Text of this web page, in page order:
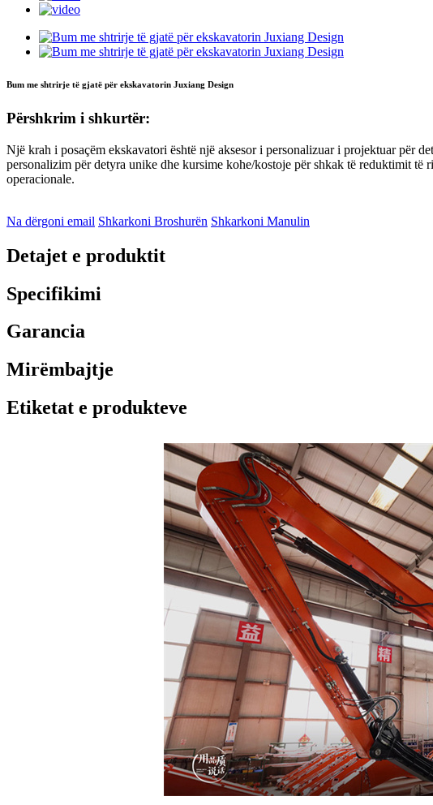
Bum me shtrirje të gjatë për ekskavatorin Juxiang Design
Përshkrim i shkurtër:
Një krah i posaçëm ekskavatori është një aksesor i personalizuar i projektuar për
personalizim për detyra unike dhe kursime kohe/kostoje për shkak të reduktimit
operacionale.
Na dërgoni email Shkarkoni Broshurën Shkarkoni Manulin
Detajet e produktit
Specifikimi
Garancia
Mirëmbajtje
Etiketat e produkteve